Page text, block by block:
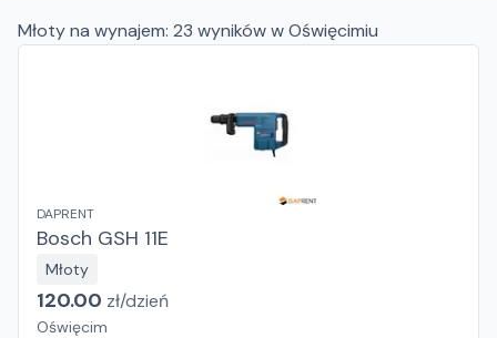
Młotyna wynajem: 23 wynikóww Oświęcimiu
DAPRENT
Bosch GSH 11E
Młoty
120.00 zł/dzień
Oświęcim